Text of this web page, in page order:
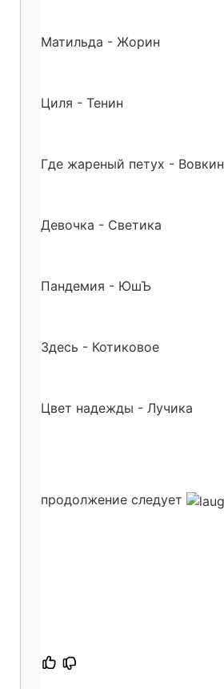
Матильда - Жорин
Циля - Тенин
Где жареный петух - Вовкин
Девочка - Светика
Пандемия - ЮшЪ
Здесь - Котиковое
Цвет надежды - Лучика
продолжение следует